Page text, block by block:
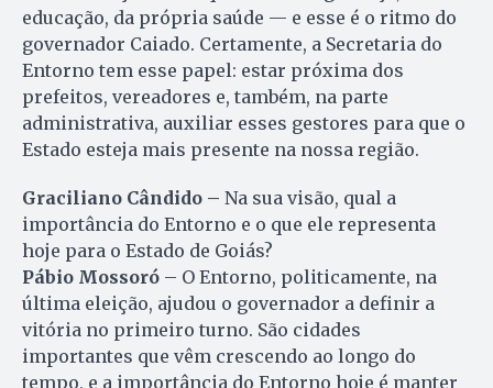
educação, da própria saúde — e esse é o ritmo do
governador Caiado. Certamente, a Secretaria do
Entorno tem esse papel: estar próxima dos
prefeitos, vereadores e, também, na parte
administrativa, auxiliar esses gestores para que o
Estado esteja mais presente na nossa região.
Graciliano Cândido – Na sua visão, qual a
importância do Entorno e o que ele representa
hoje para o Estado de Goiás?
Pábio Mossoró – O Entorno, politicamente, na
última eleição, ajudou o governador a definir a
vitória no primeiro turno. São cidades
importantes que vêm crescendo ao longo do
tempo, e a importância do Entorno hoje é manter